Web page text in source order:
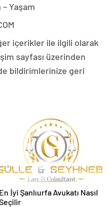
Yaşam
içerikler ile ilgili olarak
sayfası üzerinden
bildirimlerinize geri
En İyi Şanlıurfa Avukatı Nasıl